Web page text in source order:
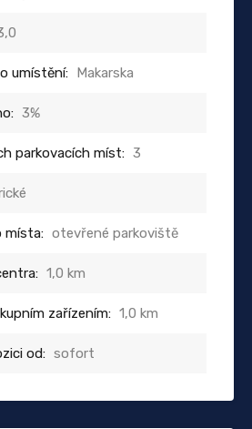
umístění: Makarska
3%
parkovacích míst: 3
místa: otevřené parkoviště
1,0 km
zařízením: 1,0 km
od: sofort